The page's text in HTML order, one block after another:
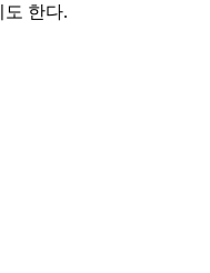
도 한다.